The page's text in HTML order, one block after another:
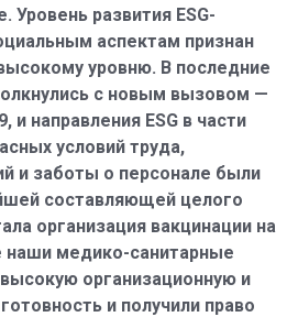
Уровень развития ESG-
аспектам признан
уровню. В последние
с новым вызовом —
и направления ESG в части
условий труда,
и заботы о персонале были
составляющей целого
организация вакцинации на
наши медико-санитарные
организационную и
и получили право